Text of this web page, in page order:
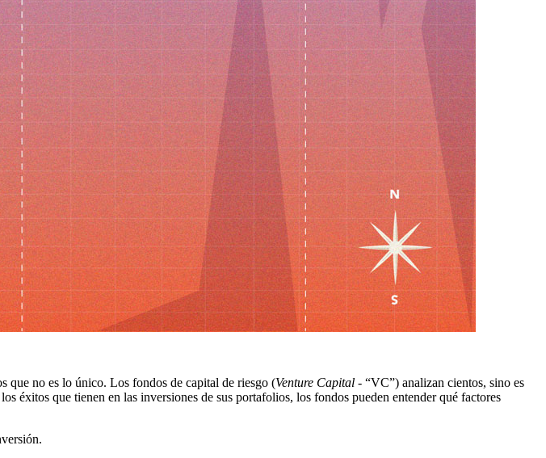
que no es lo único. Los fondos de capital de riesgo (Venture Capital - “VC”) analizan cientos, sino es
éxitos que tienen en las inversiones de sus portafolios, los fondos pueden entender qué factores